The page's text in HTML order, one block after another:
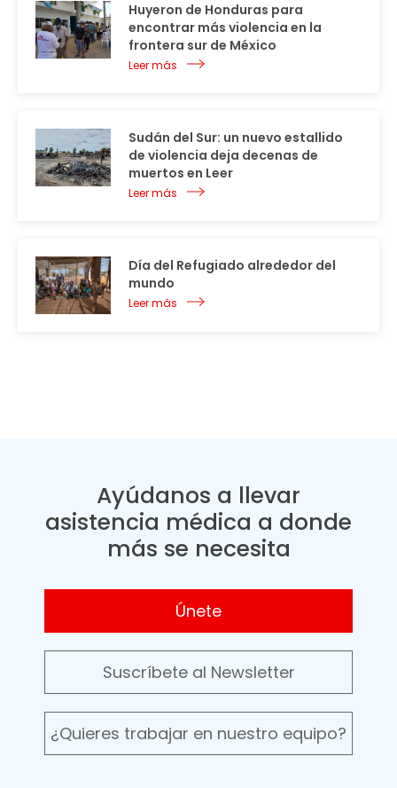
Huyeron de Honduras para
encontrar más violencia en la
frontera sur de México
Leer más
Sudán del Sur: un nuevo estallido
de violencia deja decenas de
muertos en Leer
Leer más
Día del Refugiado alrededor del
mundo
Leer más
Ayúdanos a llevar
asistencia médica a donde
más se necesita
Únete
Suscríbete al Newsletter
¿Quieres trabajar en nuestro equipo?